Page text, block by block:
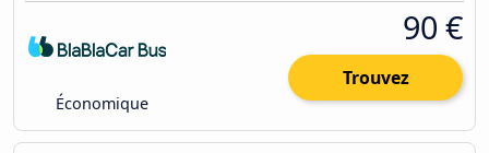
Économique
90 €
Trouvez